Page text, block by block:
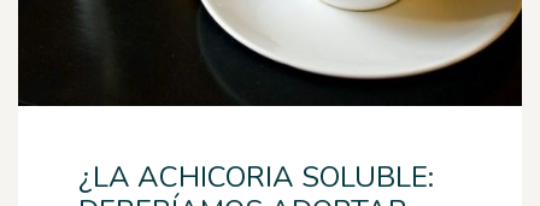
¿LA ACHICORIA SOLUBLE: